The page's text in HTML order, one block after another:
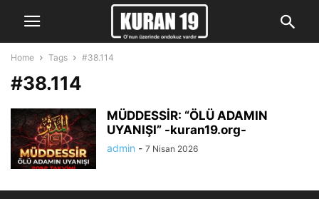
Home Tags #38.114
#38.114
MÜDDESSİR: “ÖLÜ ADAMIN
UYANIŞI” -kuran19.org-
admin - 7 Nisan 2026